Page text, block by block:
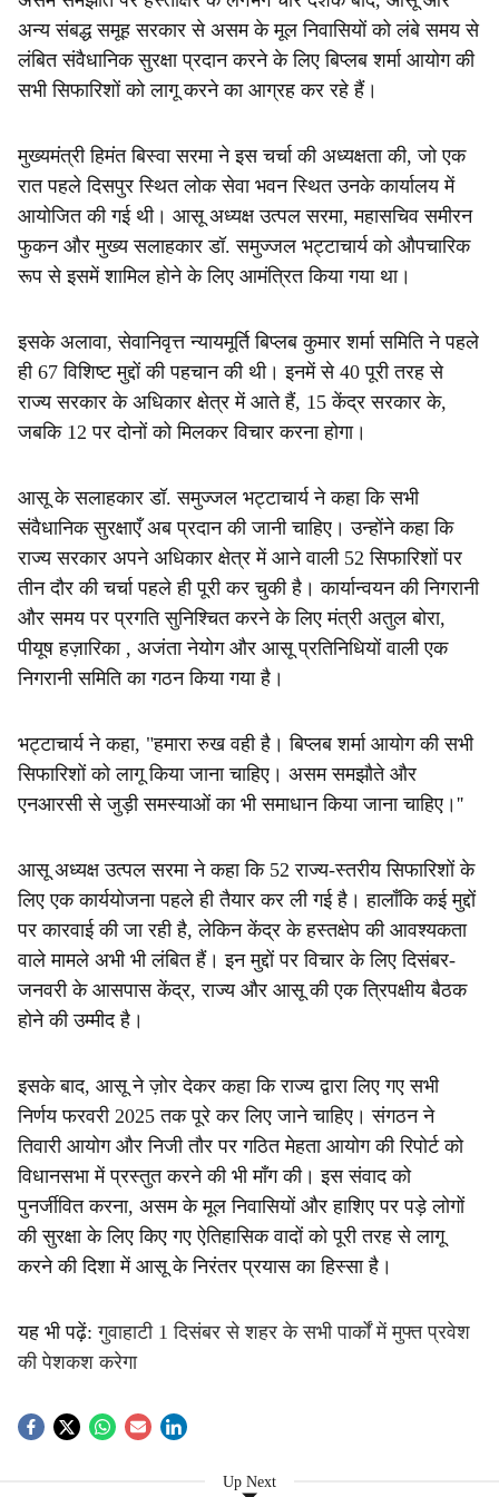
अन्य संबद्ध समूह सरकार से असम के मूल निवासियों को लंबे समय से
लंबित संवैधानिक सुरक्षा प्रदान करने के लिए बिप्लब शर्मा आयोग की
सभी सिफारिशों को लागू करने का आग्रह कर रहे हैं।
मुख्यमंत्री हिमंत बिस्वा सरमा ने इस चर्चा की अध्यक्षता की, जो एक
रात पहले दिसपुर स्थित लोक सेवा भवन स्थित उनके कार्यालय में
आयोजित की गई थी। आसू अध्यक्ष उत्पल सरमा, महासचिव समीरन
फुकन और मुख्य सलाहकार डॉ. समुज्जल भट्टाचार्य को औपचारिक
रूप से इसमें शामिल होने के लिए आमंत्रित किया गया था।
इसके अलावा, सेवानिवृत्त न्यायमूर्ति बिप्लब कुमार शर्मा समिति ने पहले
ही 67 विशिष्ट मुद्दों की पहचान की थी। इनमें से 40 पूरी तरह से
राज्य सरकार के अधिकार क्षेत्र में आते हैं, 15 केंद्र सरकार के,
जबकि 12 पर दोनों को मिलकर विचार करना होगा।
आसू के सलाहकार डॉ. समुज्जल भट्टाचार्य ने कहा कि सभी
संवैधानिक सुरक्षाएँ अब प्रदान की जानी चाहिए। उन्होंने कहा कि
राज्य सरकार अपने अधिकार क्षेत्र में आने वाली 52 सिफारिशों पर
तीन दौर की चर्चा पहले ही पूरी कर चुकी है। कार्यान्वयन की निगरानी
और समय पर प्रगति सुनिश्चित करने के लिए मंत्री अतुल बोरा,
पीयूष हज़ारिका , अजंता नेयोग और आसू प्रतिनिधियों वाली एक
निगरानी समिति का गठन किया गया है।
भट्टाचार्य ने कहा, "हमारा रुख वही है। बिप्लब शर्मा आयोग की सभी
सिफारिशों को लागू किया जाना चाहिए। असम समझौते और
एनआरसी से जुड़ी समस्याओं का भी समाधान किया जाना चाहिए।''
आसू अध्यक्ष उत्पल सरमा ने कहा कि 52 राज्य-स्तरीय सिफारिशों के
लिए एक कार्ययोजना पहले ही तैयार कर ली गई है। हालाँकि कई मुद्दों
पर कारवाई की जा रही है, लेकिन केंद्र के हस्तक्षेप की आवश्यकता
वाले मामले अभी भी लंबित हैं। इन मुद्दों पर विचार के लिए दिसंबर-
जनवरी के आसपास केंद्र, राज्य और आसू की एक त्रिपक्षीय बैठक
होने की उम्मीद है।
इसके बाद, आसू ने ज़ोर देकर कहा कि राज्य द्वारा लिए गए सभी
निर्णय फरवरी 2025 तक पूरे कर लिए जाने चाहिए। संगठन ने
तिवारी आयोग और निजी तौर पर गठित मेहता आयोग की रिपोर्ट को
विधानसभा में प्रस्तुत करने की भी माँग की। इस संवाद को
पुनर्जीवित करना, असम के मूल निवासियों और हाशिए पर पड़े लोगों
की सुरक्षा के लिए किए गए ऐतिहासिक वादों को पूरी तरह से लागू
करने की दिशा में आसू के निरंतर प्रयास का हिस्सा है।
यह भी पढ़ें:गुवाहाटी 1 दिसंबर से शहर के सभी पार्कों में मुफ्त प्रवेश
की पेशकश करेगा
Up Next